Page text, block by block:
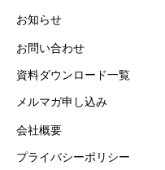
お知らせ
お問い合わせ
資料ダウンロード一覧
メルマガ申し込み
会社概要
プライバシーポリシー